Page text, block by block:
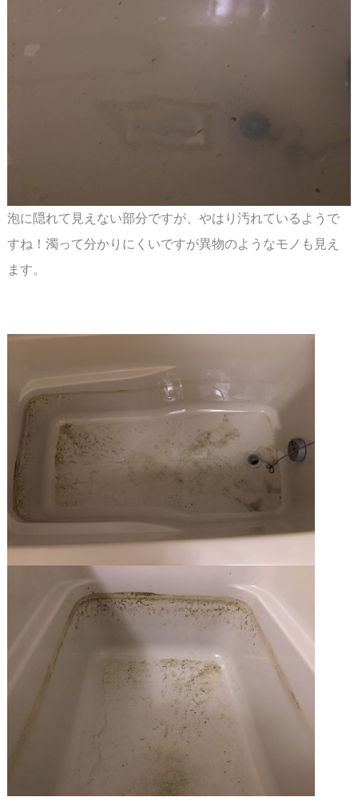
泡に隠れて見えない部分ですが、やはり汚れているようで
すね！濁って分かりにくいですが異物のようなモノも見え
ます。